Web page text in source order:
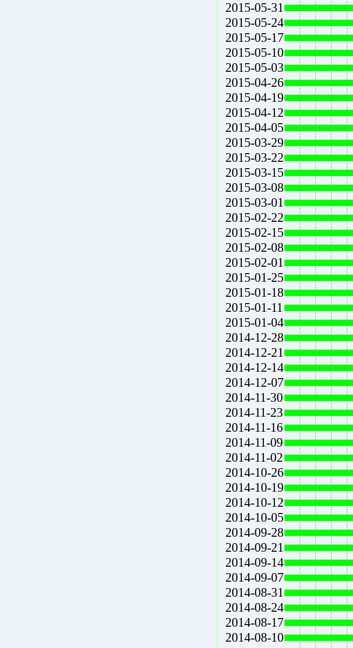
2015-05-31
2015-05-24
2015-05-17
2015-05-10
2015-05-03
2015-04-26
2015-04-19
2015-04-12
2015-04-05
2015-03-29
2015-03-22
2015-03-15
2015-03-08
2015-03-01
2015-02-22
2015-02-15
2015-02-08
2015-02-01
2015-01-25
2015-01-18
2015-01-11
2015-01-04
2014-12-28
2014-12-21
2014-12-14
2014-12-07
2014-11-30
2014-11-23
2014-11-16
2014-11-09
2014-11-02
2014-10-26
2014-10-19
2014-10-12
2014-10-05
2014-09-28
2014-09-21
2014-09-14
2014-09-07
2014-08-31
2014-08-24
2014-08-17
2014-08-10